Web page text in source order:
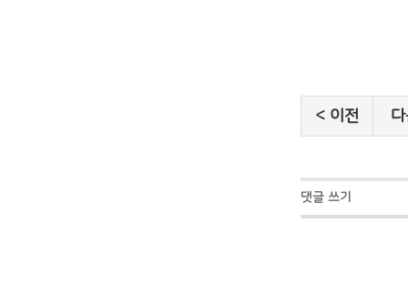
< 이전
댓글 쓰기